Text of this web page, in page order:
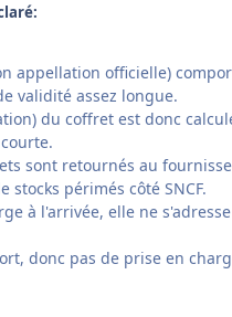
appellation officielle)
validité assez longue.
du coffret est donc
sont retournés au
stocks périmés côté SNCF.
à l'arrivée, elle ne
donc pas de prise en